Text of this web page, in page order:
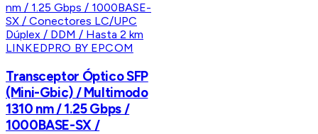
LINKEDPRO BY EPCOM
Transceptor Óptico SFP
(Mini-Gbic) / Multimodo
1310 nm / 1.25 Gbps /
1000BASE-SX /